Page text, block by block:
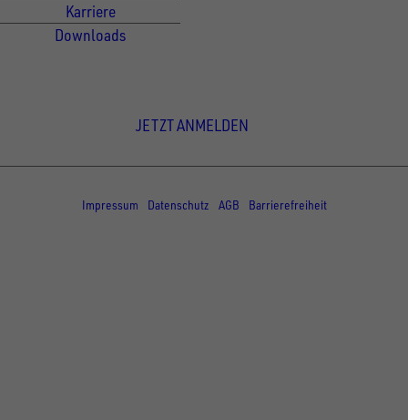
Karriere
Downloads
JETZT ANMELDEN
Impressum
Datenschutz AGB Barrierefreiheit